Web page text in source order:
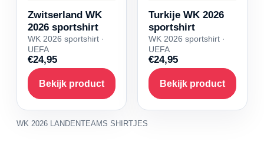
Zwitserland WK
2026 sportshirt
WK 2026 sportshirt ·
UEFA
€24,95
Bekijk product
Turkije WK 2026
sportshirt
WK 2026 sportshirt ·
UEFA
€24,95
Bekijk product
WK 2026 LANDENTEAMS SHIRTJES